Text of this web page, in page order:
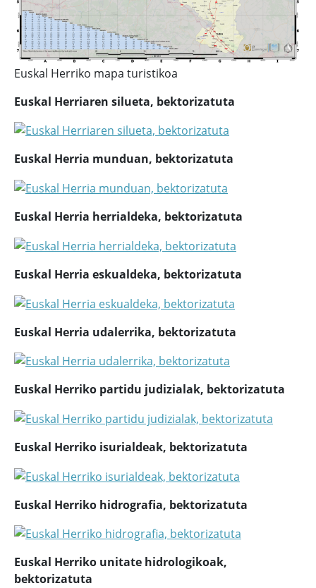
Euskal Herriko mapa turistikoa
Euskal Herriaren silueta, bektorizatuta
Euskal Herria munduan, bektorizatuta
Euskal Herria herrialdeka, bektorizatuta
Euskal Herria eskualdeka, bektorizatuta
Euskal Herria udalerrika, bektorizatuta
Euskal Herriko partidu judizialak, bektorizatuta
Euskal Herriko isurialdeak, bektorizatuta
Euskal Herriko hidrografia, bektorizatuta
Euskal Herriko unitate hidrologikoak,
bektorizatuta